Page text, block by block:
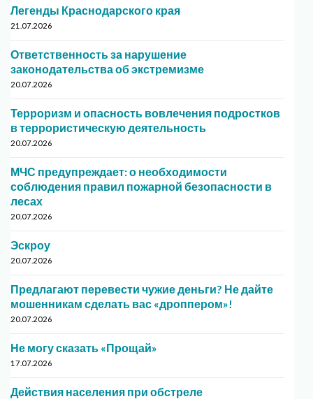
Легенды Краснодарского края
21.07.2026
Ответственность за нарушение
законодательства об экстремизме
20.07.2026
Терроризм и опасность вовлечения подростков
в террористическую деятельность
20.07.2026
МЧС предупреждает: о необходимости
соблюдения правил пожарной безопасности в
лесах
20.07.2026
Эскроу
20.07.2026
Предлагают перевести чужие деньги? Не дайте
мошенникам сделать вас «дроппером»!
20.07.2026
Не могу сказать «Прощай»
17.07.2026
Действия населения при обстреле